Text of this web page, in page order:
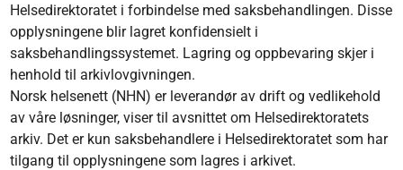
Helsedirektoratet i forbindelse med saksbehandlingen. Disse
opplysningene blir lagret konfidensielt i
saksbehandlingssystemet. Lagring og oppbevaring skjer i
henhold til arkivlovgivningen.
Norsk helsenett (NHN) er leverandør av drift og vedlikehold
av våre løsninger, viser til avsnittet om Helsedirektoratets
arkiv. Det er kun saksbehandlere i Helsedirektoratet som har
tilgang til opplysningene som lagres i arkivet.